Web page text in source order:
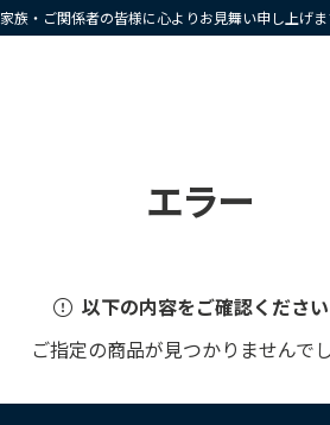
・ご関係者の皆様に心よりお見舞い申し上げ
エラー
以下の内容をご確認ください
ご指定の商品が見つかりませんでし